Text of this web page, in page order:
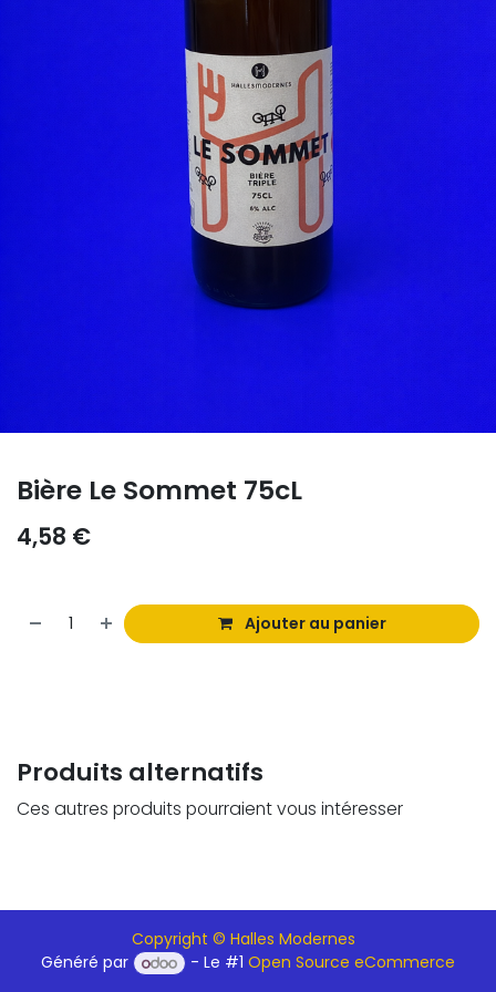
Bière Le Sommet 75cL
4,58 €
Ajouter au panier
Produits alternatifs
Ces autres produits pourraient vous intéresser
Copyright © Halles Modernes
Généré par
- Le #1Open Source eCommerce